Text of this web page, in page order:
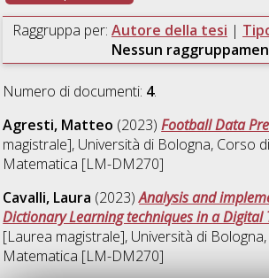
Raggruppa per: Autore della tesi |
Nessun
Numero di documenti: 4.
Agresti, Matteo (2023)Football Data
magistrale], Università di Bologna, Corso
Matematica [LM-DM270]
Cavalli, Laura (2023)Analysis and
Dictionary Learning techniques in a Digital
[Laurea magistrale], Università di
Matematica [LM-DM270]